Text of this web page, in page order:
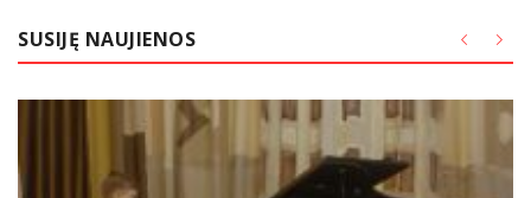
SUSIJĘ NAUJIENOS